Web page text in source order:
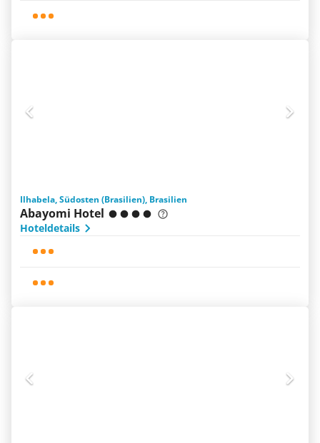
Ilhabela, Südosten (Brasilien), Brasilien
Abayomi Hotel
Hoteldetails